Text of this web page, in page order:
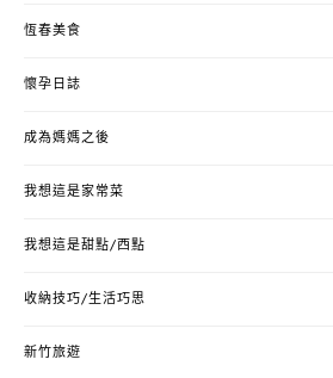
恆春美食
懷孕日誌
成為媽媽之後
我想這是家常菜
我想這是甜點/西點
收納技巧/生活巧思
新竹旅遊